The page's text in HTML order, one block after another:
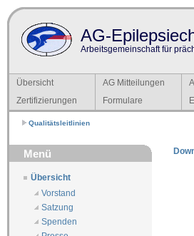
AG-
Arbeitsgemeinschaft für
Übersicht AG Mitteilungen
Zertifizierungen
Formulare
Qualitätsleitlinien
Menü
Übersicht
Vorstand
Satzung
Spenden